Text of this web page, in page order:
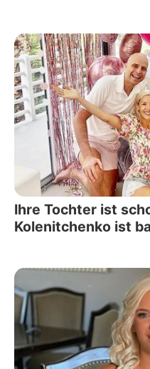
Ihre Tochter ist
Kolenitchenko ist